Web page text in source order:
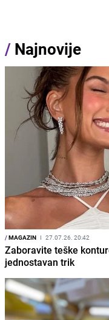
/ Najnovije
/MAGAZIN I 27.07.26. 20:42
Zaboravite teške
jednostavan trik